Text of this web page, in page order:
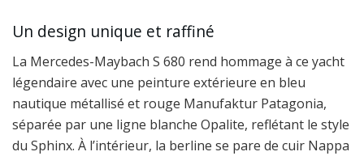
Un design unique et raffiné
La Mercedes-Maybach S 680 rend hommage à ce yacht
légendaire avec une peinture extérieure en bleu
nautique métallisé et rouge Manufaktur Patagonia,
séparée par une ligne blanche Opalite, reflétant le style
du Sphinx. À l’intérieur, la berline se pare de cuir Nappa